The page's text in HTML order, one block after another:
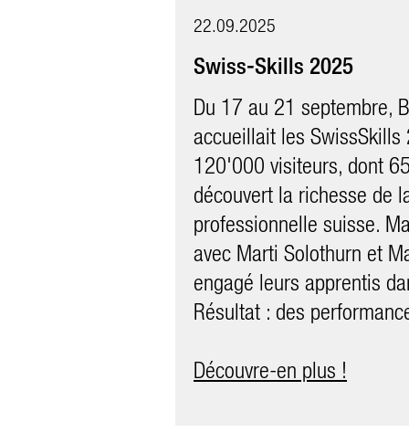
22.09.2025
Swiss-Skills 2025
Du 17 au 21 septembre,
accueillait les SwissSkills
120'000 visiteurs, dont
découvert la richesse de
professionnelle suisse.
avec Marti Solothurn et
engagé leurs apprentis
Résultat : des
Découvre-en plus !